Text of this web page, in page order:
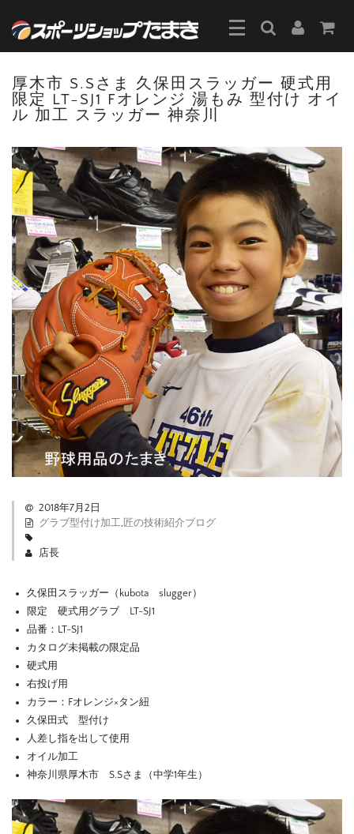
厚木市 S.Sさま 久保田スラッガー 硬式用
限定 LT-SJ1 Fオレンジ 湯もみ 型付け オイ
ル 加工 スラッガー 神奈川
2018年7月2日
グラブ型付け加工, 匠の技術紹介ブログ
店長
久保田スラッガー（kubota slugger）
限定 硬式用グラブ LT-SJ1
品番：LT-SJ1
カタログ未掲載の限定品
硬式用
右投げ用
カラー：Fオレンジ×タン紐
久保田式 型付け
人差し指を出して使用
オイル加工
神奈川県厚木市 S.Sさま（中学1年生）